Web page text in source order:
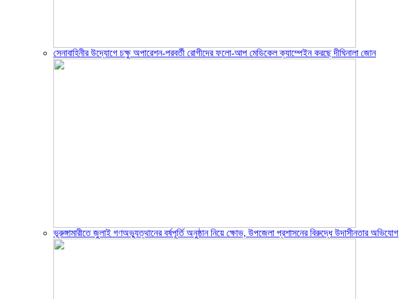
সেনাবাহিনীর উদ্যোগে চক্ষু অপারেশন-পরবর্তী রোগীদের ফলো-আপ মেডিকেল ক্যাম্পেইন করছে দীঘিনালা জোন
ভূরুঙ্গামারীতে জুলাই গণঅভ্যুত্থানের বর্ষপূর্তি অনুষ্ঠান নিয়ে ক্ষোভ, উপজেলা প্রশাসনের বিরুদ্ধে উদাসীনতার অভিযোগ